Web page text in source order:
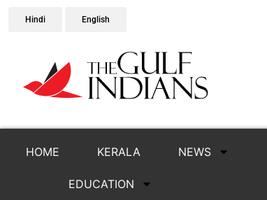
Hindi English
HOME KERALA NEWS
EDUCATION